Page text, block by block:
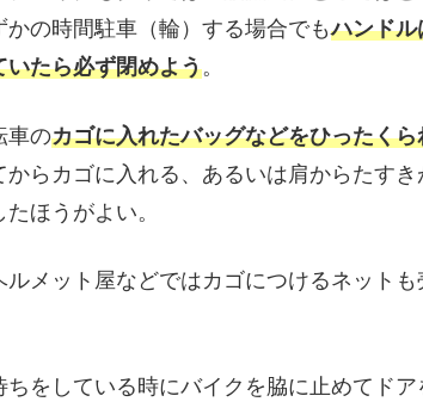
かの時間駐車（輪）する場合でもハンドル
たら必ず閉めよう。
車のカゴに入れたバッグなどをひったく
からカゴに入れる、あるいは肩からたす
ほうがよい。
ルメット屋などではカゴにつけるネット
ちをしている時にバイクを脇に止めてド